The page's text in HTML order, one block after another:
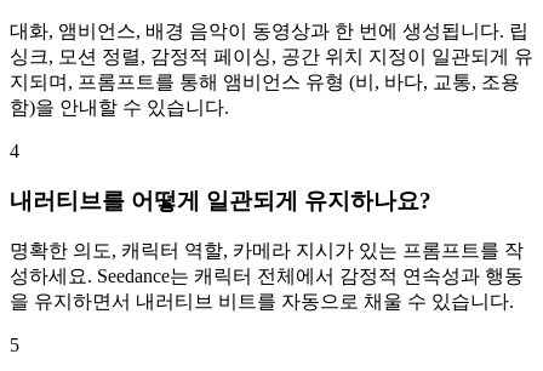
대화, 앰비언스, 배경 음악이 동영상과 한 번에 생성됩니다. 립
싱크, 모션 정렬, 감정적 페이싱, 공간 위치 지정이 일관되게 유
지되며, 프롬프트를 통해 앰비언스 유형 (비, 바다, 교통, 조용
함)을 안내할 수 있습니다.
4
내러티브를 어떻게 일관되게 유지하나요?
명확한 의도, 캐릭터 역할, 카메라 지시가 있는 프롬프트를 작
성하세요. Seedance는 캐릭터 전체에서 감정적 연속성과 행동
을 유지하면서 내러티브 비트를 자동으로 채울 수 있습니다.
5